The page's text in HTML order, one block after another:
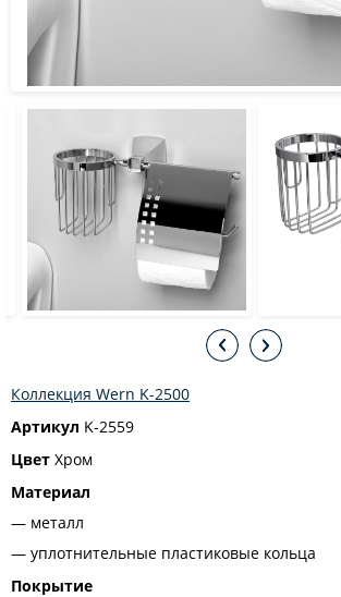
Коллекция Wern K-2500
Артикул K-2559
Цвет Хром
Материал
металл
уплотнительные пластиковые кольца
Покрытие